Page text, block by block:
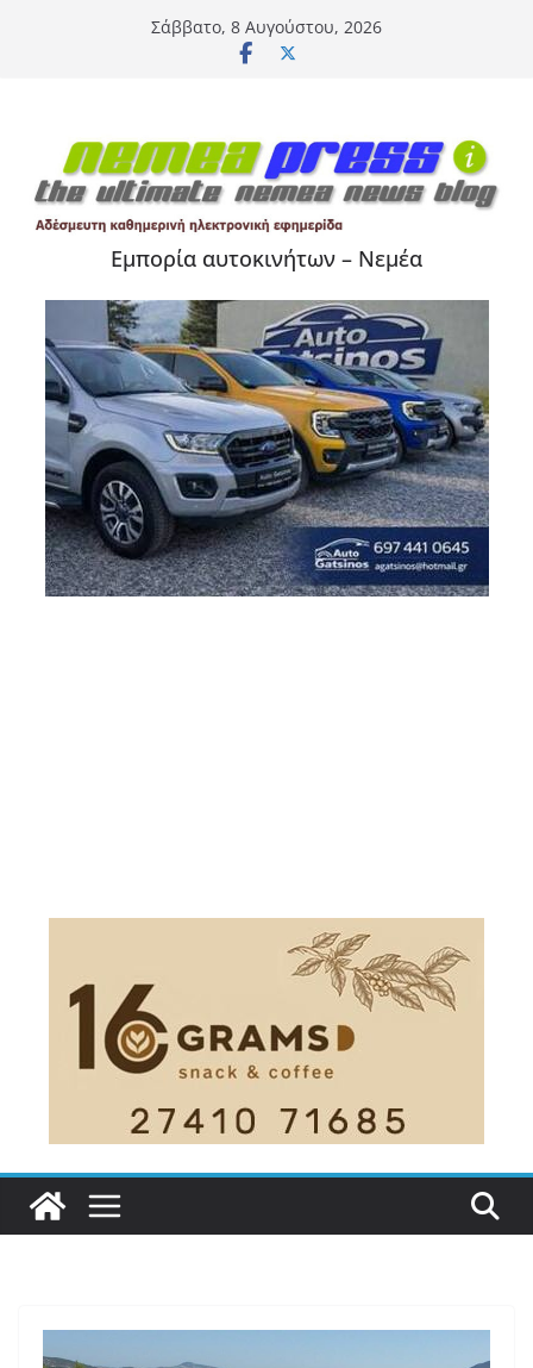
Σάββατο, 8 Αυγούστου, 2026
Εμπορία αυτοκινήτων – Νεμέα